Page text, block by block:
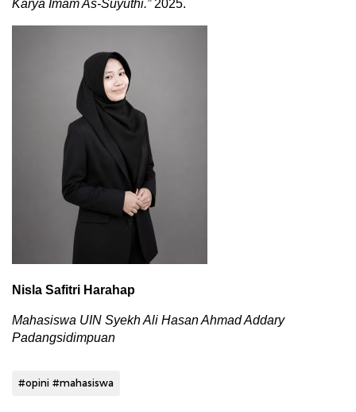
Karya Imam As-Suyuthi.”2025.
Nisla Safitri Harahap
Mahasiswa UIN Syekh Ali Hasan Ahmad Addary
Padangsidimpuan
#opini #mahasiswa